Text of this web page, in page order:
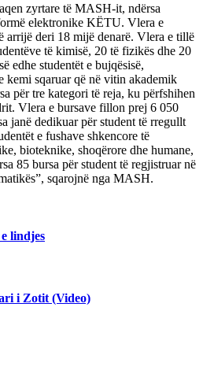
zyrtare të MASH-it, ndërsa
elektronike KËTU. Vlera e
arrijë deri 18 mijë denarë. Vlera e tillë
të kimisë, 20 të fizikës dhe 20
edhe studentët e bujqësisë,
kemi sqaruar që në vitin akademik
për tre kategori të reja, ku përfshihen
Vlera e bursave fillon prej 6 050
janë dedikuar për student të rregullt
e fushave shkencore të
bioteknike, shoqërore dhe humane,
85 bursa për student të regjistruar në
sqarojnë nga MASH.
lindjes
i Zotit (Video)